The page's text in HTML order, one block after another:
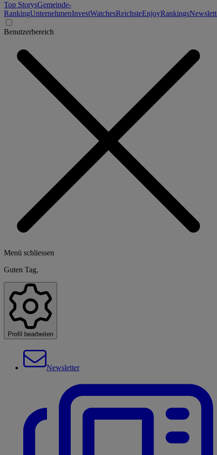
Top StorysGemeinde-
RankingUnternehmenInvestWatchesReichsteEnjoyRankings
Benutzerbereich
Menü schliessen
Guten Tag,
Profil bearbeiten
Newsletter